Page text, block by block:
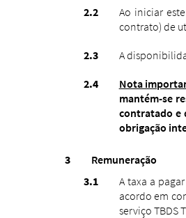
Ao iniciar
contrato) de
A
Nota
mantém-se
contratado e
obrigação
Remuneração
A taxa a
acordo em
serviço TBDS